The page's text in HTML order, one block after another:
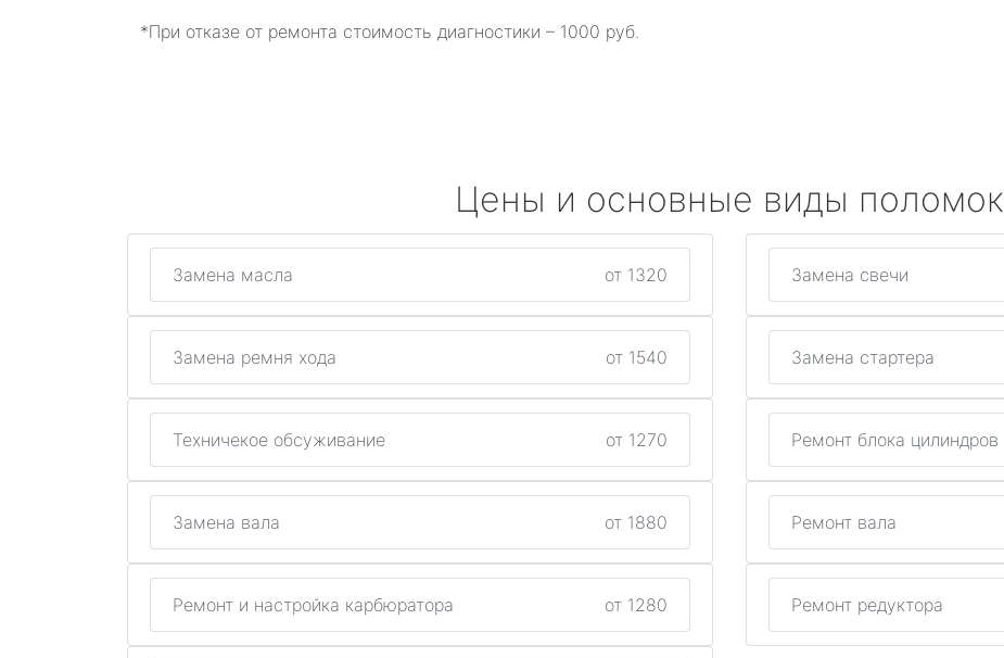
*При отказе от ремонта стоимость диагностики – 1000 руб.
Цены и основные виды поломок
Замена масла от 1320 Замена свечи
Замена ремня хода от 1540 Замена стартера
Техничекое обсуживание от 1270 Ремонт блока цилиндров
Замена вала от 1880 Ремонт вала
Ремонт и настройка карбюратора от 1280 Ремонт редуктора